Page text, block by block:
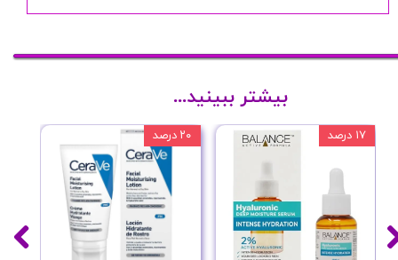
۲۰ درصد ۱۷ درصد
بیشتر ببینید...